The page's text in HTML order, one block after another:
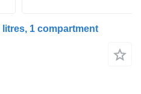
litres, 1 compartment